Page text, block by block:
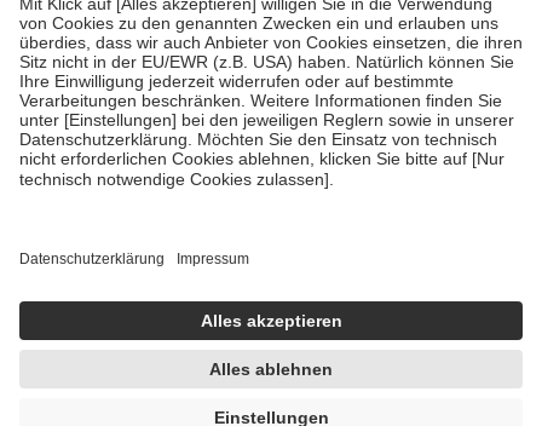
fallenkeine Zuzahlungenan bei:
• Kindern und Jugendlichen bis zum vollendeten 18. Lebensjahr
mit Ausnahme der Fahrkosten
• Untersuchungen zur Vorsorge und Früherkennung, die von der
GKV getragen werden
• empfohlenen Schutzimpfungen
• Harn- und Blutteststreifen
getroffen, um sicherzustellen, dass es sich um echte Bewertungen
https://help.etrusted.com/hc/de/articles/4419944605341
Einige Bilder und Inhalte wurden unter Zuhilfenahme künstlicher